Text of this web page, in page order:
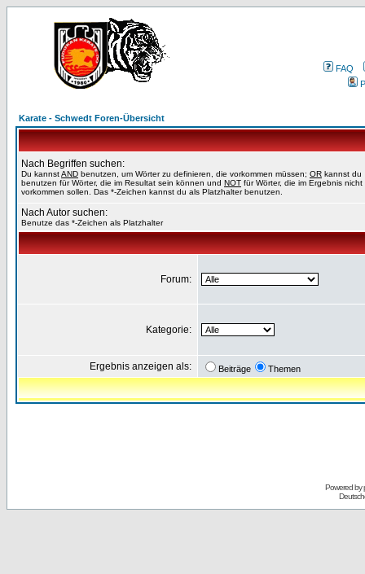
FAQ
Karate - Schwedt Foren-Übersicht
Nach Begriffen suchen:
Du kannstAND benutzen, um Wörter zu definieren, die vorkommen müssen; OR kannst du
benutzen für Wörter, die im Resultat sein können und NOT für Wörter, die im Ergebnis nicht
vorkommen sollen. Das *-Zeichen kannst du als Platzhalter benutzen.
Nach Autor suchen:
Benutze das *-Zeichen als Platzhalter
Forum:
Kategorie:
Ergebnis anzeigen als: Beiträge Themen
Powered by